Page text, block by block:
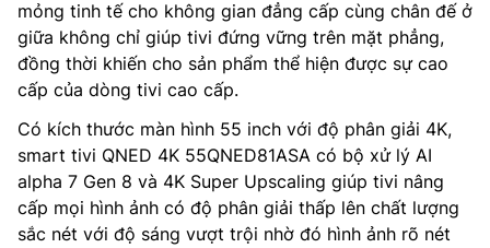
mỏng tinh tế cho không gian đẳng cấp cùng chân đế ở
giữa không chỉ giúp tivi đứng vững trên mặt phẳng,
đồng thời khiến cho sản phẩm thể hiện được sự cao
cấp của dòng tivi cao cấp.
Có kích thước màn hình 55 inch với độ phân giải 4K,
smart tivi QNED 4K 55QNED81ASA có bộ xử lý AI
alpha 7 Gen 8 và 4K Super Upscaling giúp tivi nâng
cấp mọi hình ảnh có độ phân giải thấp lên chất lượng
sắc nét với độ sáng vượt trội nhờ đó hình ảnh rõ nét